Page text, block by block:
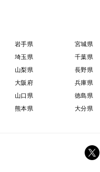
岩手県 宮城県
埼玉県 千葉県
山梨県 長野県
大阪府 兵庫県
山口県 徳島県
熊本県 大分県